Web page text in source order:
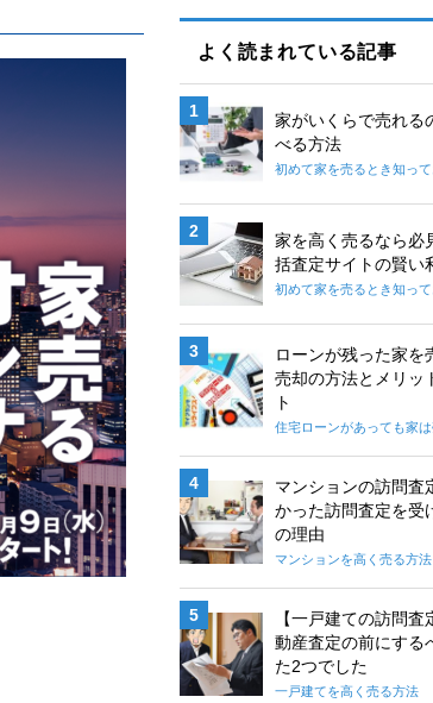
よく読まれている記事
家がいくらで売れる
べる方法
初めて家を売るとき知っ
家を高く売るなら必
括査定サイトの賢い
初めて家を売るとき知っ
ローンが残った家を
売却の方法とメリッ
ト
住宅ローンがあっても家
マンションの訪問査
かった訪問査定を受
の理由
マンションを高く売る方法
【一戸建ての訪問査
動産査定の前にする
た2つでした
一戸建てを高く売る方法